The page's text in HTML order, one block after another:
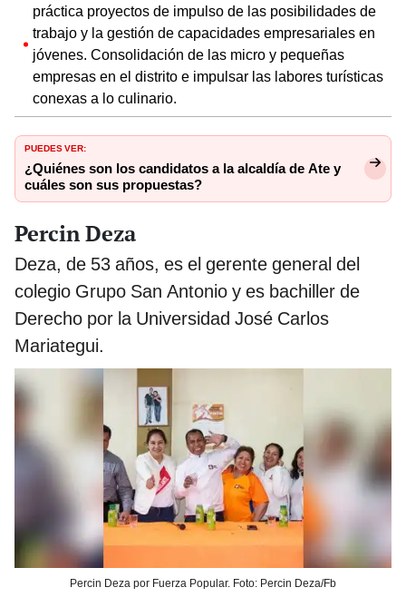
práctica proyectos de impulso de las posibilidades de
trabajo y la gestión de capacidades empresariales en
jóvenes. Consolidación de las micro y pequeñas
empresas en el distrito e impulsar las labores turísticas
conexas a lo culinario.
PUEDES VER:
¿Quiénes son los candidatos a la alcaldía de Ate y
cuáles son sus propuestas?
Percin Deza
Deza, de 53 años, es el gerente general del
colegio Grupo San Antonio y es bachiller de
Derecho por la Universidad José Carlos
Mariategui.
Percin Deza por Fuerza Popular. Foto: Percin Deza/Fb